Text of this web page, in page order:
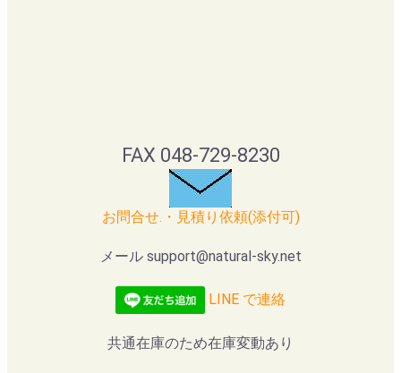
FAX 048-729-8230
お問合せ.・見積り依頼(添付可)
メール support@natural-sky.net
LINE で連絡
共通在庫のため在庫変動あり